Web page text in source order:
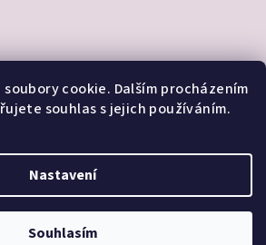
cookie. Dalším procházením
souhlas s jejich používáním.
Nastavení
Souhlasím
platby